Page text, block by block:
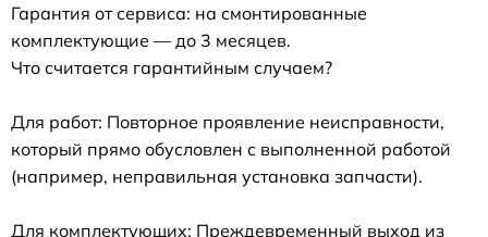
Гарантия от сервиса: на смонтированные
комплектующие — до 3 месяцев.
Что считается гарантийным случаем?
Для работ: Повторное проявление неисправности,
который прямо обусловлен с выполненной работой
(например, неправильная установка запчасти).
Для комплектующих: Преждевременный выход из